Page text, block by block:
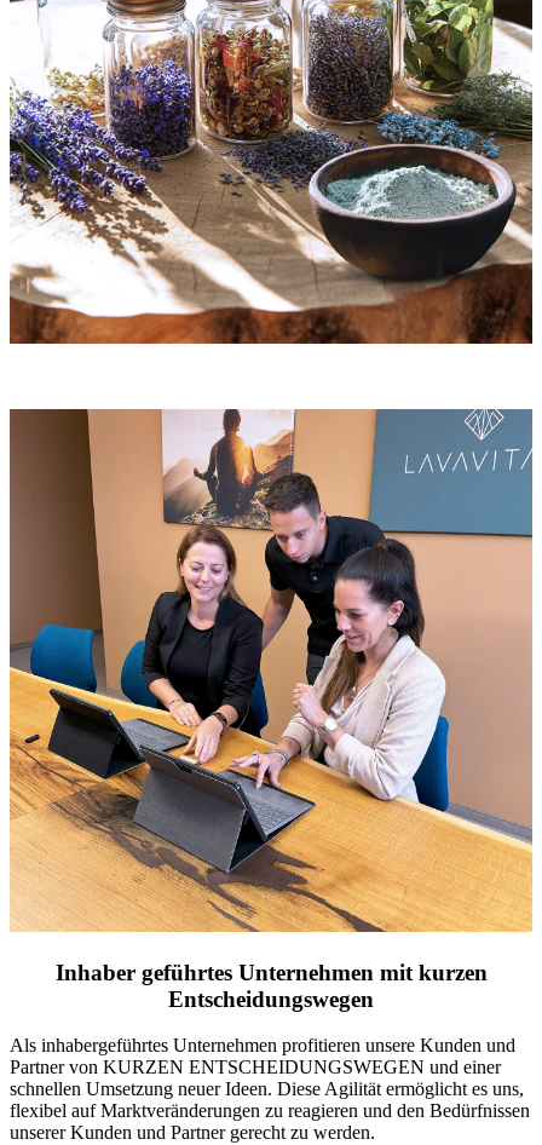
Inhaber geführtes Unternehmen mit kurzen
Entscheidungswegen
Als inhabergeführtes Unternehmen profitieren unsere Kunden und
Partner von KURZEN ENTSCHEIDUNGSWEGEN und einer
schnellen Umsetzung neuer Ideen. Diese Agilität ermöglicht es uns,
flexibel auf Marktveränderungen zu reagieren und den Bedürfnissen
unserer Kunden und Partner gerecht zu werden.